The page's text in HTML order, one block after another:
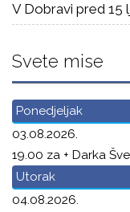
V Dobravi pred 15
Svete mise
Ponedjeljak
03.08.2026.
19.00 za + Darka
Utorak
04.08.2026.